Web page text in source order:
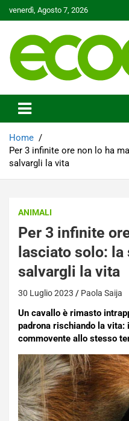
to
venerdì, Agosto 7, 2026
Ecoo.it
Home
Per 3 infinite ore non lo ha
salvargli la vita
ANIMALI
Per 3 infinite
lasciato solo: la
salvargli la vita
30 Luglio 2023 Paola Saija
Un cavallo è rimasto
padrona rischiando la
commovente allo stesso